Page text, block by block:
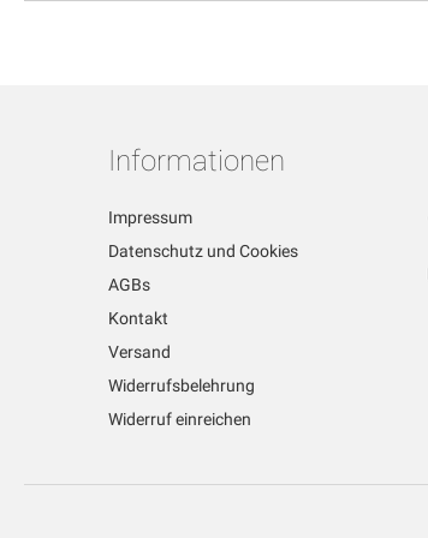
Informationen
Impressum
Datenschutz und Cookies
AGBs
Kontakt
Versand
Widerrufsbelehrung
Widerruf einreichen